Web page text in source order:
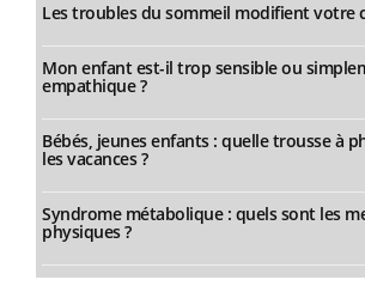
Les troubles du sommeil modifient votre
Mon enfant est-il trop sensible ou
empathique ?
Bébés, jeunes enfants : quelle trousse à
les vacances ?
Syndrome métabolique : quels sont les
physiques ?